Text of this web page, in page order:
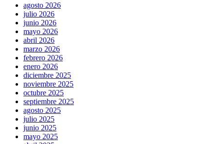
agosto 2026
julio 2026
junio 2026
mayo 2026
abril 2026
marzo 2026
febrero 2026
enero 2026
diciembre 2025
noviembre 2025
octubre 2025
septiembre 2025
agosto 2025
julio 2025
junio 2025
mayo 2025